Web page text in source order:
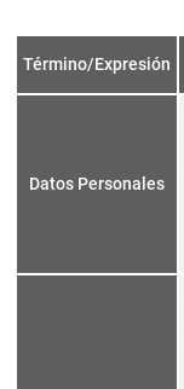
Término/Expresión
Datos Personales